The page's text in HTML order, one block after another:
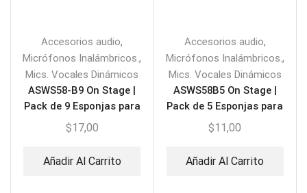
Accesorios audio,
Micrófonos Inalámbricos.,
Mics. Vocales Dinámicos
ASWS58-B9 On Stage |
Pack de 9 Esponjas para
micrófono
$17,00
Añadir Al Carrito
Accesorios audio,
Micrófonos Inalámbricos.,
Mics. Vocales Dinámicos
ASWS58B5 On Stage |
Pack de 5 Esponjas para
micrófono
$11,00
Añadir Al Carrito